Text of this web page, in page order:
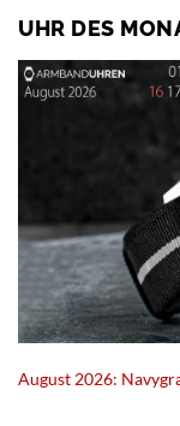
UHR DES
August 2026: